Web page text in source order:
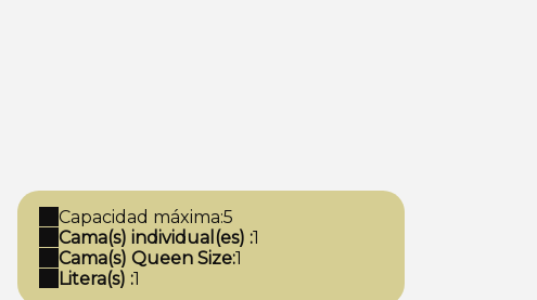
Capacidad máxima:5
Cama(s) individual(es) :1
Cama(s) Queen Size:1
Litera(s) :1